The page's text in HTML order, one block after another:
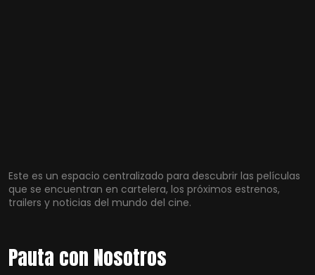
Este es un espacio centralizado para descubrir las películas
que se encuentran en cartelera, los próximos estrenos,
trailers y noticias del mundo del cine.
Pauta con Nosotros